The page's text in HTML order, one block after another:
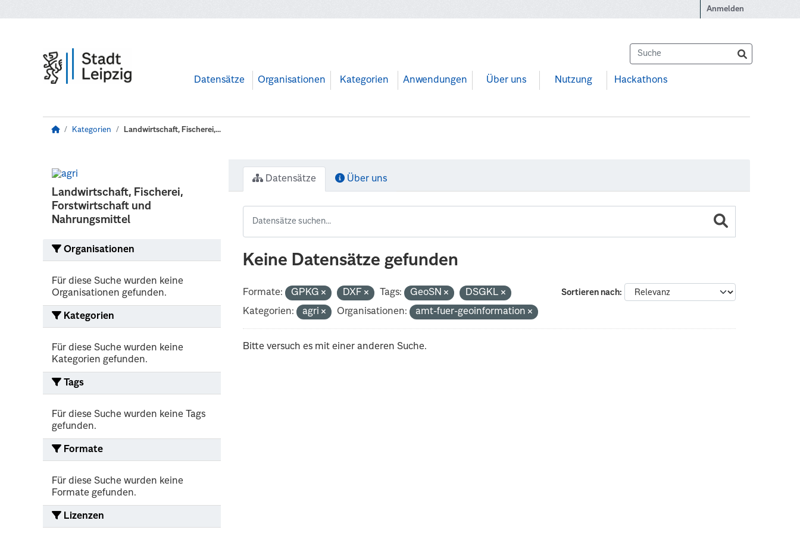
Anmelden
Datensätze Organisationen Kategorien Anwendungen Über uns Nutzung Hackathons
Kategorien Landwirtschaft, Fischerei,...
Landwirtschaft, Fischerei,
Forstwirtschaft und
Nahrungsmittel
Organisationen
Für diese Suche wurden keine
Organisationen gefunden.
Kategorien
Für diese Suche wurden keine
Kategorien gefunden.
Tags
Für diese Suche wurden keine Tags
gefunden.
Formate
Für diese Suche wurden keine
Formate gefunden.
Lizenzen
Datensätze Über uns
Keine Datensätze gefunden
Sortieren nach
Formate: GPKG DXF Tags: GeoSN
DSGKL
Kategorien:
agri Organisationen: amt-fuer-geoinformation
Bitte versuch es mit einer anderen Suche.